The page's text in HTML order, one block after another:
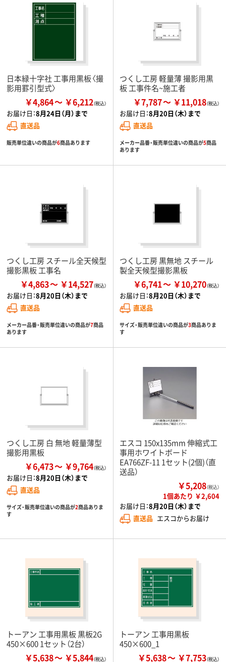
日本緑十字社 工事用黒板〈撮
影用罫引型式〉
￥4,864 ￥6,212
お届け日：8月24日（月）まで
直送品
販売単位違いの商品が6商品あります
つくし工房 軽量薄 撮影用黒
板 工事件名~施工者
￥7,787 ￥11,018
お届け日：8月20日（木）まで
直送品
メーカー品番・販売単位違いの商品が5商品
あります
つくし工房 スチール全天候型
撮影黒板 工事名
￥4,863 ￥14,527
お届け日：8月20日（木）まで
直送品
メーカー品番・販売単位違いの商品が7商品
あります
つくし工房 黒無地 スチール
製全天候型撮影黒板
￥6,741 ￥10,270
お届け日：8月20日（木）まで
直送品
サイズ・販売単位違いの商品が3商品ありま
す
つくし工房 白 無地 軽量薄型
撮影用黒板
￥6,473 ￥9,764
お届け日：8月20日（木）まで
直送品
サイズ・販売単位違いの商品が2商品ありま
す
エスコ 150x135mm 伸縮式工
事用ホワイトボード
EA766ZF-11 1セット(2個)（直
送品）
￥5,208（税込）
1個あたり ￥2,604
お届け日：8月20日（木）まで
直送品 エスコからお届け
トーアン 工事用黒板 黒板2G
450×600 1セット（2台）
￥5,638 ￥5,844
トーアン 工事用黒板
450×600_1
￥5,638 ￥7,753